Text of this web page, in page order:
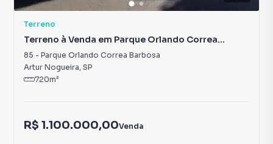
Terreno
Terreno à Venda em Parque Orlando Correa
Barbosa
85 - Parque Orlando Correa Barbosa
Artur Nogueira, SP
720m²
R$ 1.100.000,00Venda